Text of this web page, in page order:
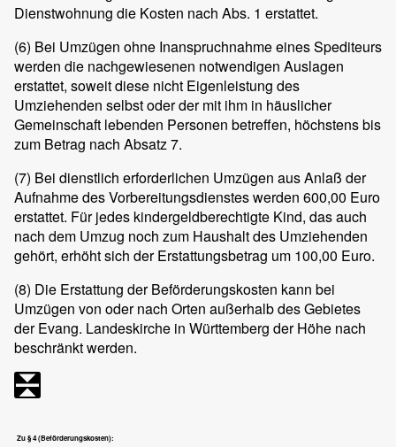
Dienstwohnung die Kosten nach Abs. 1 erstattet.
(6) Bei Umzügen ohne Inanspruchnahme eines Spediteurs
werden die nachgewiesenen notwendigen Auslagen
erstattet, soweit diese nicht Eigenleistung des
Umziehenden selbst oder der mit ihm in häuslicher
Gemeinschaft lebenden Personen betreffen, höchstens bis
zum Betrag nach Absatz 7.
(7) Bei dienstlich erforderlichen Umzügen aus Anlaß der
Aufnahme des Vorbereitungsdienstes werden 600,00 Euro
erstattet. Für jedes kindergeldberechtigte Kind, das auch
nach dem Umzug noch zum Haushalt des Umziehenden
gehört, erhöht sich der Erstattungsbetrag um 100,00 Euro.
(8) Die Erstattung der Beförderungskosten kann bei
Umzügen von oder nach Orten außerhalb des Gebietes
der Evang. Landeskirche in Württemberg der Höhe nach
beschränkt werden.
Zu § 4 (Beförderungskosten):